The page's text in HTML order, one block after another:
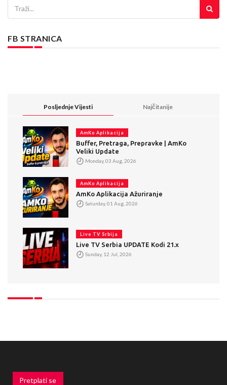
FB STRANICA
Posljednje Vijesti Najčitanije
AmKo Aplikacija
Buffer, Pretraga, Prepravke | AmKo
Veliki Update
Monday, 03 Aug, 2026
AmKo Aplikacija
AmKo Aplikacija Ažuriranje
Saturday, 01 Aug, 2026
Live TV Srbija
Live TV Serbia UPDATE Kodi 21.x
Sunday, 12 Jul, 2026
Pretplati se